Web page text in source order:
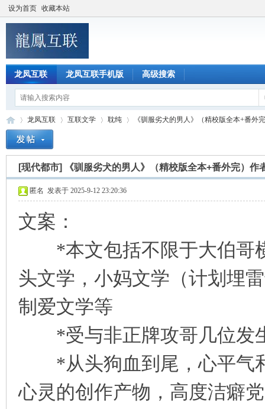
设为首页 收藏本站
龙凤互联 龙凤互联手机版 高级搜索
龙凤互联
›
互联文学
›
耽纯
›
《驯服劣犬的男人》（精校版全本+番外
[现代都市] 《驯服劣犬的男人》（精校版全本+番外完）作
匿名 发表于 2025-9-12 23:20:36
文案：
*本文包括不限于大伯哥
头文学，小妈文学（计划埋
制爱文学等
*受与非正牌攻哥几位发
*从头狗血到尾，心平气和
心灵的创作产物，高度洁癖